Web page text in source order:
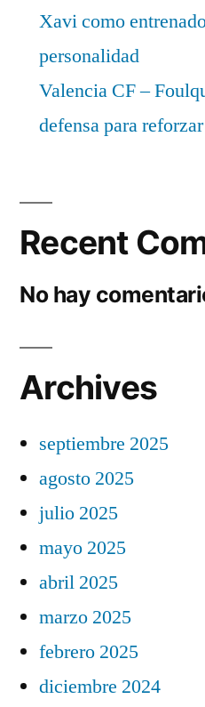
Xavi como
personalidad
Valencia CF –
defensa para
Recent
No hay
Archives
septiembre 2025
agosto 2025
julio 2025
mayo 2025
abril 2025
marzo 2025
febrero 2025
diciembre 2024